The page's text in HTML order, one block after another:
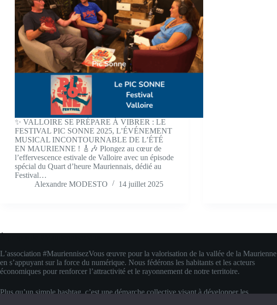
✨ VALLOIRE SE PRÉPARE À VIBRER : LE
FESTIVAL PIC SONNE 2025, L’ÉVÉNEMENT
MUSICAL INCONTOURNABLE DE L’ÉTÉ
EN MAURIENNE ! 🎸🎶 Plongez au cœur de
l’effervescence estivale de Valloire avec un épisode
spécial du Quart d’heure Mauriennais, dédié au
Festival…
Alexandre MODESTO
14 juillet 2025
L’association #MauriennisezVous œuvre pour la valorisation de la vallée de la Maurienne
en s’appuyant sur la force du numérique. Nous fédérons les habitants et les acteurs
économiques pour renforcer l’attractivité et le rayonnement de notre territoire.
Plus qu’un simple hashtag, c’est une démarche collective visant à développer les